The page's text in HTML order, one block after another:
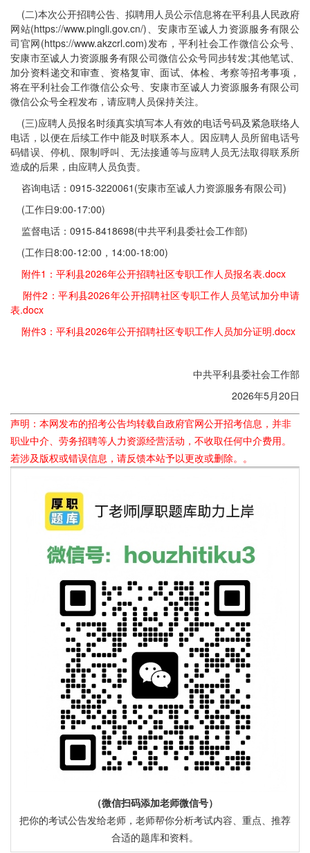
(二)本次公开招聘公告、拟聘用人员公示信息将在平利县人民政府
网站(https://www.pingli.gov.cn/)、安康市至诚人力资源服务有限公
司官网(https://www.akzcrl.com)发布，平利社会工作微信公众号、
安康市至诚人力资源服务有限公司微信公众号同步转发;其他笔试、
加分资料递交和审查、资格复审、面试、体检、考察等招考事项，
将在平利社会工作微信公众号、安康市至诚人力资源服务有限公司
微信公众号全程发布，请应聘人员保持关注。
(三)应聘人员报名时须真实填写本人有效的电话号码及紧急联络人
电话，以便在后续工作中能及时联系本人。因应聘人员所留电话号
码错误、停机、限制呼叫、无法接通等与应聘人员无法取得联系所
造成的后果，由应聘人员负责。
咨询电话：0915-3220061(安康市至诚人力资源服务有限公司)
(工作日9:00-17:00)
监督电话：0915-8418698(中共平利县委社会工作部)
(工作日8:00-12:00，14:00-18:00)
附件1：平利县2026年公开招聘社区专职工作人员报名表.docx
附件2：平利县2026年公开招聘社区专职工作人员笔试加分申请
表.docx
附件3：平利县2026年公开招聘社区专职工作人员加分证明.docx
中共平利县委社会工作部
2026年5月20日
声明：本网发布的招考公告均转载自政府官网公开招考信息，并非
职业中介、劳务招聘等人力资源经营活动，不收取任何中介费用。
若涉及版权或错误信息，请反馈本站予以更改或删除。。
（微信扫码添加老师微信号）
把你的考试公告发给老师，老师帮你分析考试内容、重点、推荐
合适的题库和资料。